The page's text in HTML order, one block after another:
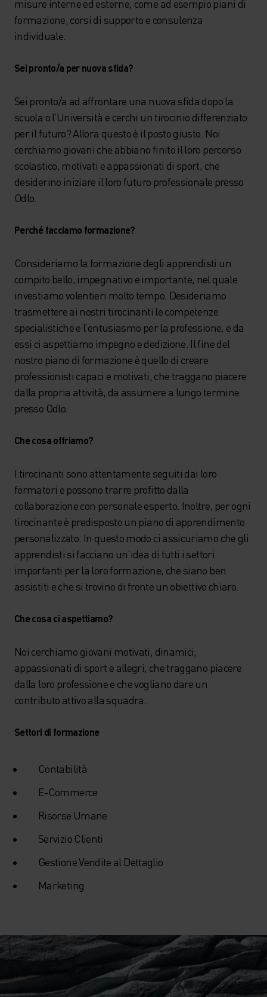
misure interne ed esterne, come ad esempio piani di
formazione, corsi di supporto e consulenza
individuale.
Sei pronto/a per nuova sfida?
Sei pronto/a ad affrontare una nuova sfida dopo la
scuola o l’Università e cerchi un tirocinio differenziato
per il futuro? Allora questo è il posto giusto. Noi
cerchiamo giovani che abbiano finito il loro percorso
scolastico, motivati e appassionati di sport, che
desiderino iniziare il loro futuro professionale presso
Odlo.
Perché facciamo formazione?
Consideriamo la formazione degli apprendisti un
compito bello, impegnativo e importante, nel quale
investiamo volentieri molto tempo. Desideriamo
trasmettere ai nostri tirocinanti le competenze
specialistiche e l’entusiasmo per la professione, e da
essi ci aspettiamo impegno e dedizione. Il fine del
nostro piano di formazione è quello di creare
professionisti capaci e motivati, che traggano piacere
dalla propria attività, da assumere a lungo termine
presso Odlo.
Che cosa offriamo?
I tirocinanti sono attentamente seguiti dai loro
formatori e possono trarre profitto dalla
collaborazione con personale esperto. Inoltre, per ogni
tirocinante è predisposto un piano di apprendimento
personalizzato. In questo modo ci assicuriamo che gli
apprendisti si facciano un’idea di tutti i settori
importanti per la loro formazione, che siano ben
assistiti e che si trovino di fronte un obiettivo chiaro.
Che cosa ci aspettiamo?
Noi cerchiamo giovani motivati, dinamici,
appassionati di sport e allegri, che traggano piacere
dalla loro professione e che vogliano dare un
contributo attivo alla squadra.
Settori di formazione
Contabilità
E-Commerce
Risorse Umane
Servizio Clienti
Gestione Vendite al Dettaglio
Marketing